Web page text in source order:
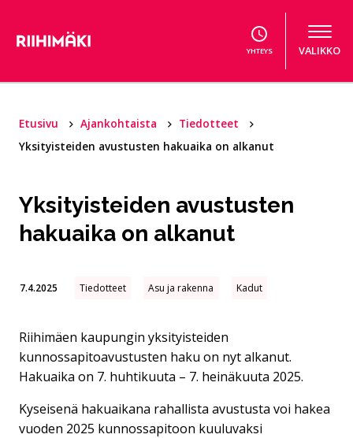
YHTEYS VALIKKO
Etusivu Ajankohtaista
Tiedotteet
Yksityisteiden avustusten hakuaika on alkanut
Yksityisteiden avustusten
hakuaika on alkanut
7.4.2025 Tiedotteet Asu ja rakenna Kadut
Riihimäen kaupungin yksityisteiden
kunnossapitoavustusten haku on nyt alkanut.
Hakuaika on 7. huhtikuuta – 7. heinäkuuta 2025.
Kyseisenä hakuaikana rahallista avustusta voi hakea
vuoden 2025 kunnossapitoon kuuluvaksi